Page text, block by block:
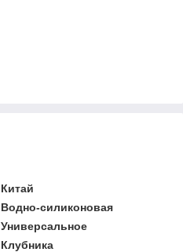
Китай
Водно-силиконовая
Универсальное
Клубника